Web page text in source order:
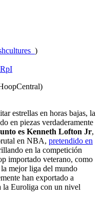
)
estrellas en horas bajas, la
en piezas verdaderamente
es Kenneth Lofton Jr,
en NBA, pretendido en
en la competición
importado veterano, como
mejor liga del mundo
han exportado a
Euroliga con un nivel